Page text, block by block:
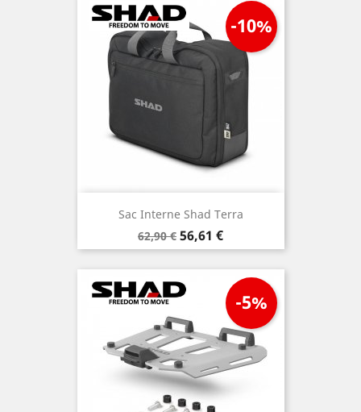
Sac Interne Shad Terra
Prix
de
base
62,90 €
-10%
Prix
56,61 €
-5%